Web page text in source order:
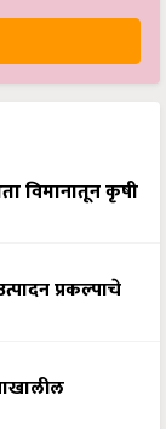
विमानातून कृषी
प्रकल्पाचे